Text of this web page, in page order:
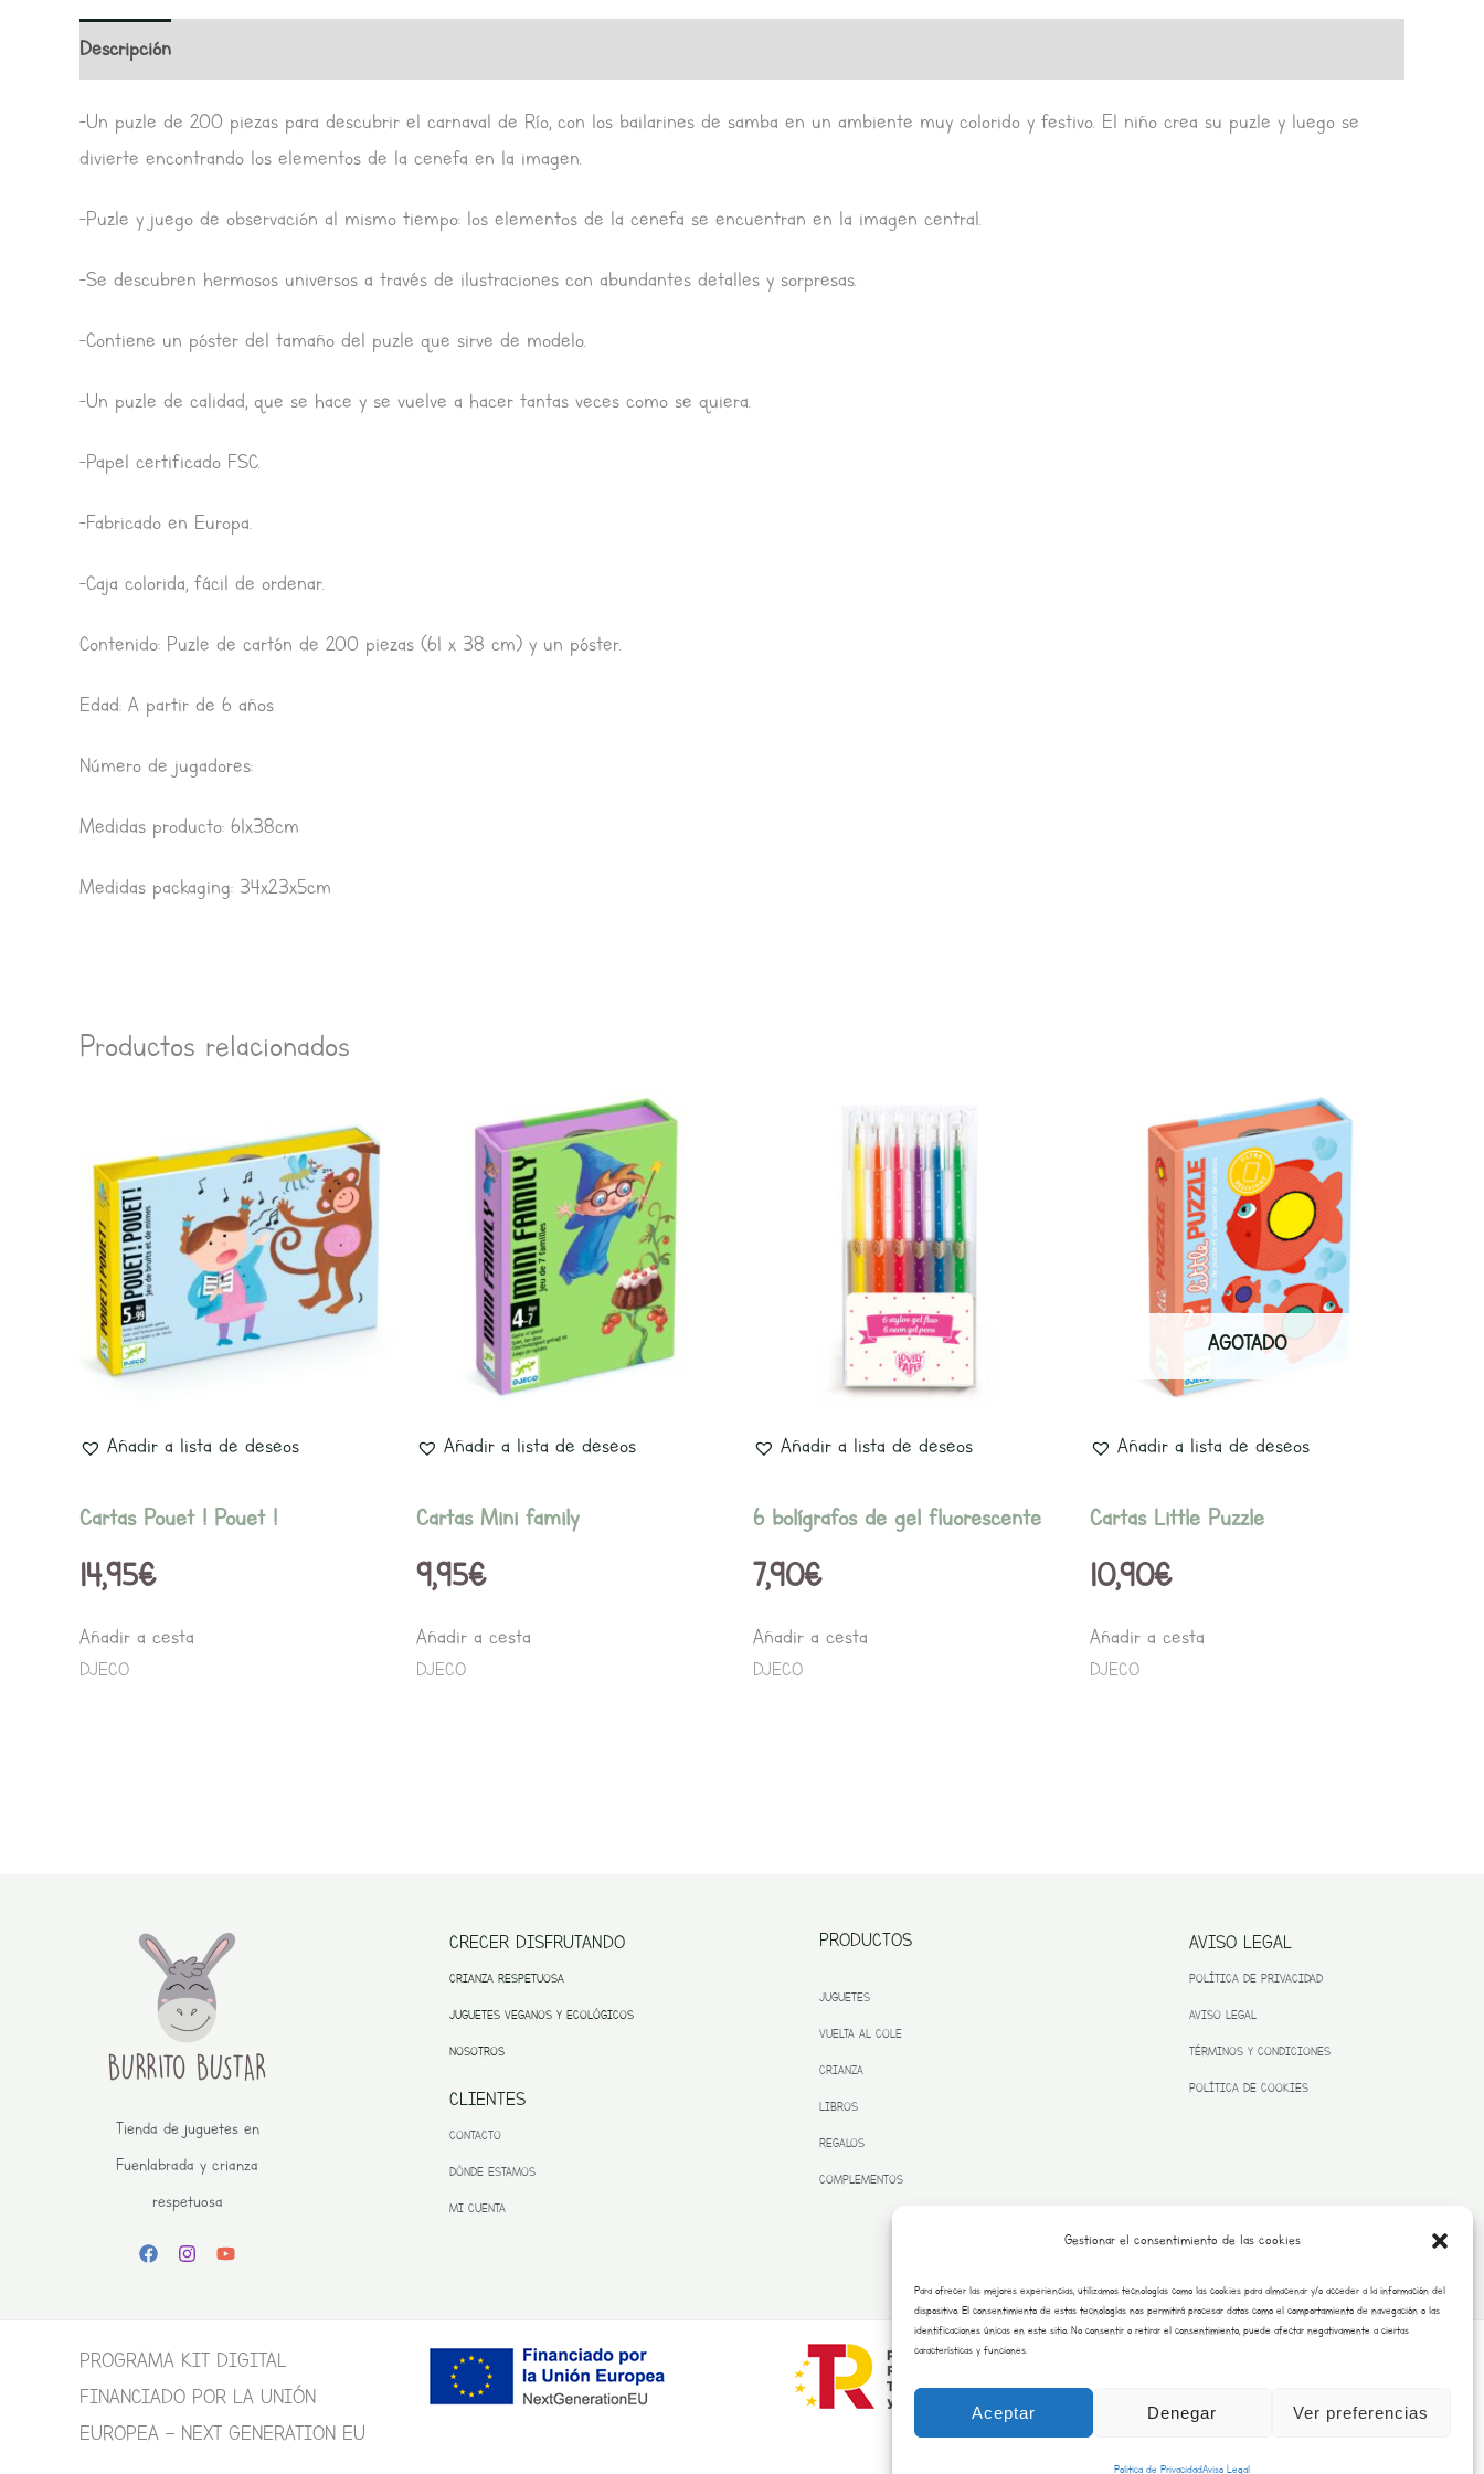
Gestionar el consentimiento de las cookies
Para ofrecer las mejores experiencias, utilizamos tecnologías como las cookies para almacenar y/o acceder a la información del
dispositivo. El consentimiento de estas tecnologías nos permitirá procesar datos como el comportamiento de navegación o las
identificaciones únicas en este sitio. No consentir o retirar el consentimiento, puede afectar negativamente a ciertas
características y funciones.
Aceptar Denegar Ver preferencias
Politica de PrivacidadAviso Legal
Descripción
-Un puzle de 200 piezas para descubrir el carnaval de Río, con los bailarines de samba en un ambiente muy colorido y festivo. El niño crea su puzle y luego se
divierte encontrando los elementos de la cenefa en la imagen.
-Puzle y juego de observación al mismo tiempo: los elementos de la cenefa se encuentran en la imagen central.
-Se descubren hermosos universos a través de ilustraciones con abundantes detalles y sorpresas.
-Contiene un póster del tamaño del puzle que sirve de modelo.
-Un puzle de calidad, que se hace y se vuelve a hacer tantas veces como se quiera.
-Papel certificado FSC.
-Fabricado en Europa.
-Caja colorida, fácil de ordenar.
Contenido: Puzle de cartón de 200 piezas (61 x 38 cm) y un póster.
Edad: A partir de 6 años
Número de jugadores:
Medidas producto: 61x38cm
Medidas packaging: 34x23x5cm
Productos relacionados
Añadir a lista de deseos
Cartas Pouet ! Pouet !
14,95€
Añadir a cesta
DJECO
Añadir a lista de deseos
Cartas Mini family
9,95€
Añadir a cesta
DJECO
Añadir a lista de deseos
6 bolígrafos de gel fluorescente
7,90€
Añadir a cesta
DJECO
AGOTADO
Añadir a lista de deseos
Cartas Little Puzzle
10,90€
Añadir a cesta
DJECO
Tienda de juguetes en
Fuenlabrada y crianza
respetuosa
CRECER DISFRUTANDO
CRIANZA RESPETUOSA
JUGUETES VEGANOS Y ECOLÓGICOS
NOSOTROS
CLIENTES
CONTACTO
DÓNDE ESTAMOS
MI CUENTA
PRODUCTOS
JUGUETES
VUELTA AL COLE
CRIANZA
LIBROS
REGALOS
COMPLEMENTOS
AVISO LEGAL
POLÍTICA DE PRIVACIDAD
AVISO LEGAL
TÉRMINOS Y CONDICIONES
POLÍTICA DE COOKIES
PROGRAMA KIT DIGITAL
FINANCIADO POR LA UNIÓN
EUROPEA – NEXT GENERATION EU